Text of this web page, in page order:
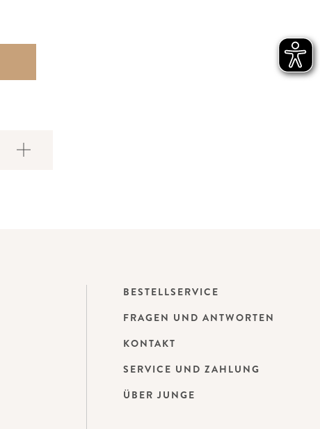
BESTELLSERVICE
FRAGEN UND ANTWORTEN
KONTAKT
SERVICE UND ZAHLUNG
ÜBER JUNGE